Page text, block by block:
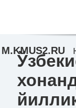
M.KMUS2.RU